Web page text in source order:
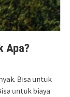
Apa?
Bisa untuk
untuk biaya